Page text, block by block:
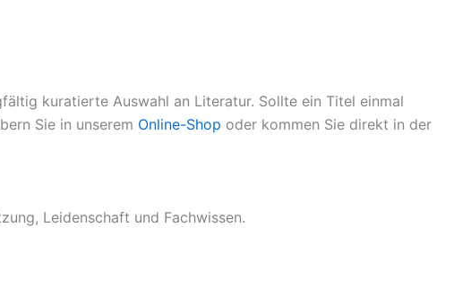
kuratierte Auswahl an Literatur. Sollte ein Titel einmal
Sie in unserem Online-Shop oder kommen Sie direkt in der
Leidenschaft und Fachwissen.